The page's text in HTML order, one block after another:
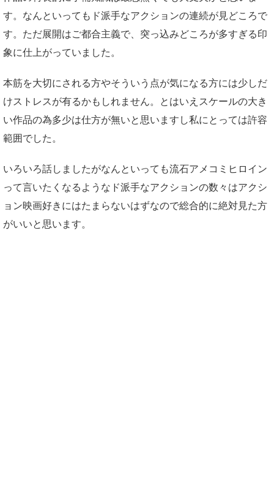
す。なんといってもド派手なアクションの連続が見どころで
す。ただ展開はご都合主義で、突っ込みどころが多すぎる印
象に仕上がっていました。
本筋を大切にされる方やそういう点が気になる方には少しだ
けストレスが有るかもしれません。とはいえスケールの大き
い作品の為多少は仕方が無いと思いますし私にとっては許容
範囲でした。
いろいろ話しましたがなんといっても流石アメコミヒロイン
って言いたくなるようなド派手なアクションの数々はアクシ
ョン映画好きにはたまらないはずなので総合的に絶対見た方
がいいと思います。